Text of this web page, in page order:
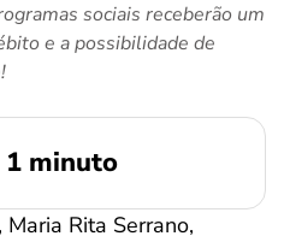
sociais receberão um
e a possibilidade de
1 minuto
Rita Serrano,